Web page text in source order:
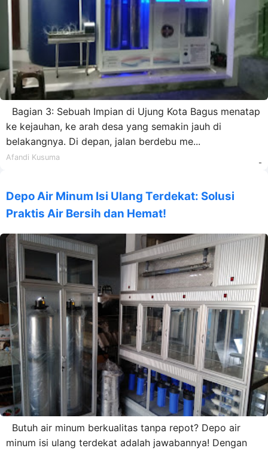
Bagian 3: Sebuah Impian di Ujung Kota Bagus menatap
ke kejauhan, ke arah desa yang semakin jauh di
belakangnya. Di depan, jalan berdebu me...
Afandi Kusuma
-
Depo Air Minum Isi Ulang Terdekat: Solusi
Praktis Air Bersih dan Hemat!
Butuh air minum berkualitas tanpa repot? Depo air
minum isi ulang terdekat adalah jawabannya! Dengan